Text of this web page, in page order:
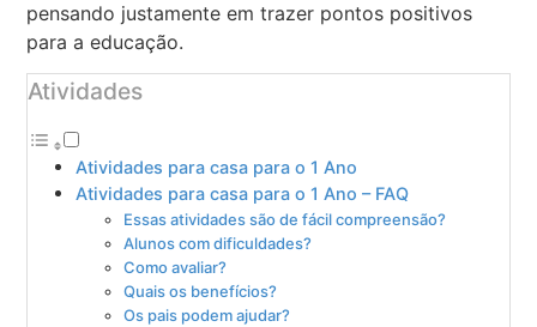
pensando justamente em trazer pontos positivos
para a educação.
Atividades
Atividades para casa para o 1 Ano
Atividades para casa para o 1 Ano – FAQ
Essas atividades são de fácil compreensão?
Alunos com dificuldades?
Como avaliar?
Quais os benefícios?
Os pais podem ajudar?